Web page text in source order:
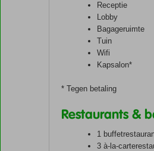
Receptie
Lobby
Bagageruimte
Tuin
Wifi
Kapsalon*
* Tegen betaling
Restaurants &
1
3 à-la-